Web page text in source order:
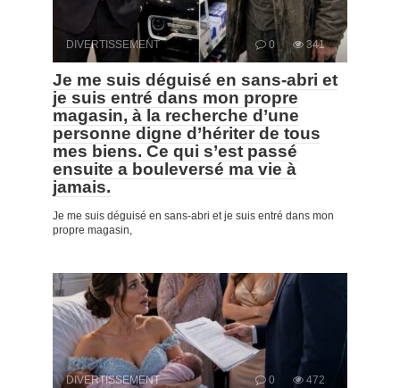
DIVERTISSEMENT 0 341
Je me suis déguisé en sans-abri et
je suis entré dans mon propre
magasin, à la recherche d’une
personne digne d’hériter de tous
mes biens. Ce qui s’est passé
ensuite a bouleversé ma vie à
jamais.
Je me suis déguisé en sans-abri et je suis entré dans mon
propre magasin,
DIVERTISSEMENT 0 472